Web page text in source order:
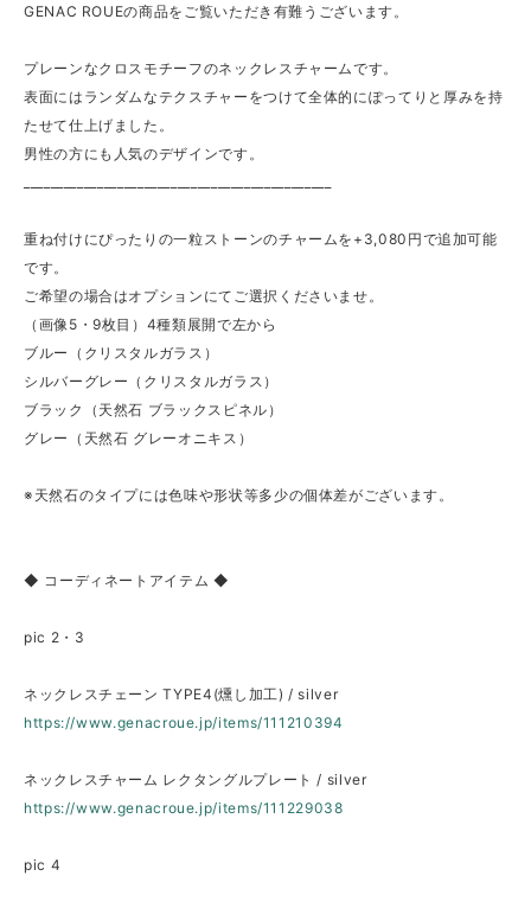
GENAC ROUEの商品をご覧いただき有難うございます。
プレーンなクロスモチーフのネックレスチャームです。
表面にはランダムなテクスチャーをつけて全体的にぽってりと厚みを持
たせて仕上げました。
男性の方にも人気のデザインです。
重ね付けにぴったりの一粒ストーンのチャームを+3,080円で追加可能
です。
ご希望の場合はオプションにてご選択くださいませ。
（画像5・9枚目）4種類展開で左から
ブルー（クリスタルガラス）
シルバーグレー（クリスタルガラス）
ブラック（天然石 ブラックスピネル）
グレー（天然石 グレーオニキス）
※天然石のタイプには色味や形状等多少の個体差がございます。
◆ コーディネートアイテム ◆
pic 2・3
ネックレスチェーン TYPE4(燻し加工) / silver
https://www.genacroue.jp/items/111210394
ネックレスチャーム レクタングルプレート / silver
https://www.genacroue.jp/items/111229038
pic 4